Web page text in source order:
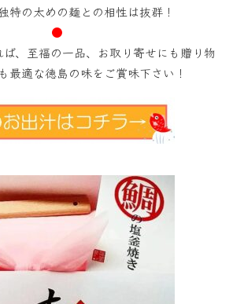
特の太めの麺との相性は抜群！
●
、至福の一品、お取り寄せにも贈り物
最適な徳島の味をご賞味下さい！